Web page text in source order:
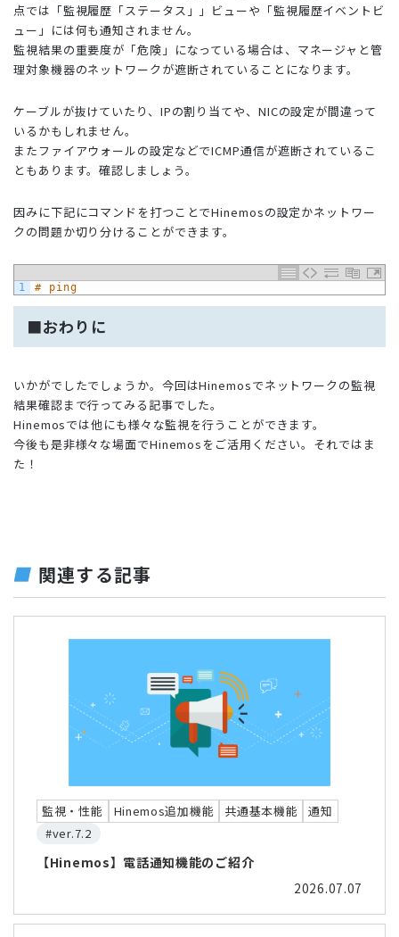
点では「監視履歴「ステータス」」ビューや「監視履歴イベントビ
ュー」には何も通知されません。
監視結果の重要度が「危険」になっている場合は、マネージャと管
理対象機器のネットワークが遮断されていることになります。
ケーブルが抜けていたり、IPの割り当てや、NICの設定が間違って
いるかもしれません。
またファイアウォールの設定などでICMP通信が遮断されているこ
ともあります。確認しましょう。
因みに下記にコマンドを打つことでHinemosの設定かネットワー
クの問題か切り分けることができます。
1 # ping
■おわりに
いかがでしたでしょうか。今回はHinemosでネットワークの監視
結果確認まで行ってみる記事でした。
Hinemosでは他にも様々な監視を行うことができます。
今後も是非様々な場面でHinemosをご活用ください。それではま
た！
関連する記事
監視・性能 Hinemos追加機能 共通基本機能
通知
#ver.7.2
【Hinemos】電話通知機能のご紹介
2026.07.07